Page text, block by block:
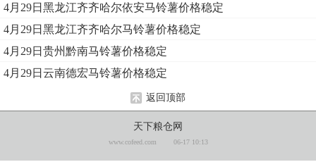
4月29日黑龙江齐齐哈尔依安马铃薯价格稳定
4月29日黑龙江齐齐哈尔马铃薯价格稳定
4月29日贵州黔南马铃薯价格稳定
4月29日云南德宏马铃薯价格稳定
返回顶部
天下粮仓网
www.cofeed.com 06-17 10:13